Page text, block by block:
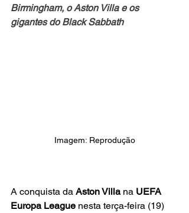
Birmingham, o Aston Villa e os
gigantes do Black Sabbath
Imagem: Reprodução
A conquista da Aston Villa na UEFA
Europa League nesta terça-feira (19)